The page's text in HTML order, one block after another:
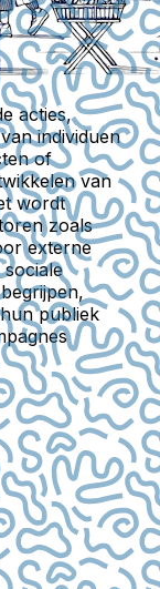
acties,
individuen
of
van
wordt
zoals
externe
publiek